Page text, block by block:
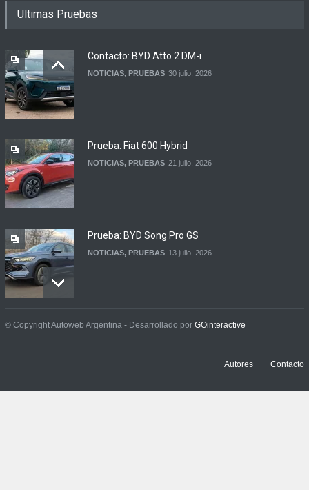
de agosto 2026 en
Ultimas Pruebas
Contacto: BYD Atto 2 DM-i
NOTICIAS, PRUEBAS 30 julio, 2026
Prueba: Fiat 600 Hybrid
NOTICIAS, PRUEBAS 21 julio, 2026
Prueba: BYD Song Pro GS
NOTICIAS, PRUEBAS 13 julio, 2026
Contacto: Jeep Wrangler
© Copyright Autoweb Argentina - Desarrollado por GOinteractive
Autores Contacto